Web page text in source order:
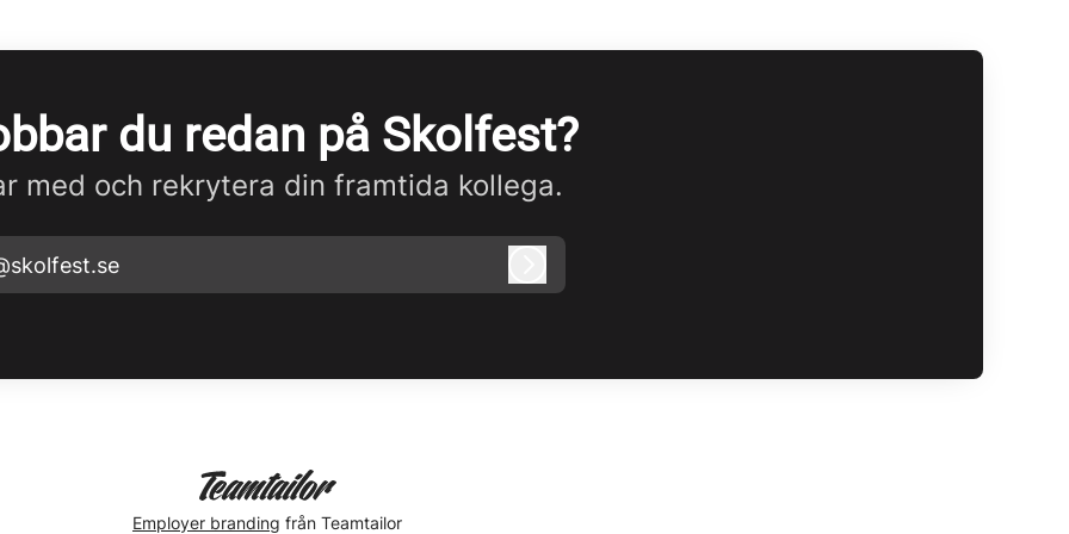
du redan på Skolfest?
med och rekrytera din framtida kollega.
Employer branding från Teamtailor